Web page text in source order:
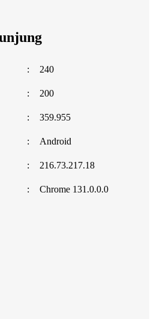
: 240
: 200
: 359.955
: Android
: 216.73.217.18
: Chrome 131.0.0.0